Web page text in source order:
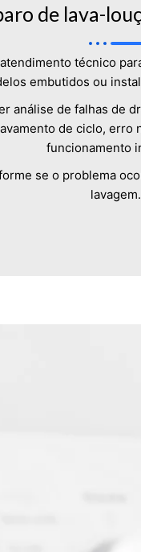
de lava-
técnico
embutidos ou
análise de falhas de
de ciclo, erro
funcionamento
se o problema
lavagem.